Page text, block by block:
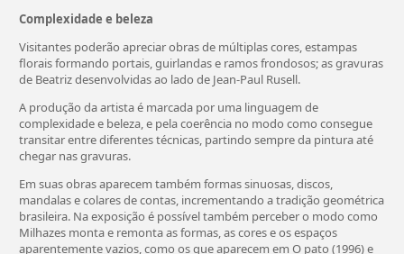
Complexidade e beleza
Visitantes poderão apreciar obras de múltiplas cores, estampas
florais formando portais, guirlandas e ramos frondosos; as gravuras
de Beatriz desenvolvidas ao lado de Jean-Paul Rusell.
A produção da artista é marcada por uma linguagem de
complexidade e beleza, e pela coerência no modo como consegue
transitar entre diferentes técnicas, partindo sempre da pintura até
chegar nas gravuras.
Em suas obras aparecem também formas sinuosas, discos,
mandalas e colares de contas, incrementando a tradição geométrica
brasileira. Na exposição é possível também perceber o modo como
Milhazes monta e remonta as formas, as cores e os espaços
aparentemente vazios, como os que aparecem em O pato (1996) e